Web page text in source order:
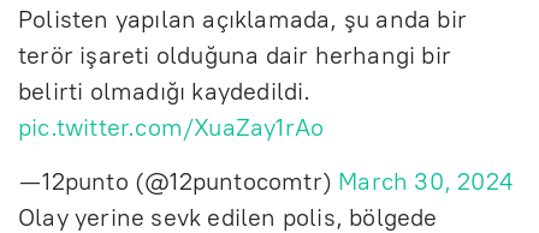
Polisten yapılan açıklamada, şu anda bir
terör işareti olduğuna dair herhangi bir
belirti olmadığı kaydedildi.
pic.twitter.com/XuaZay1rAo
— 12punto (@12puntocomtr) March 30, 2024
Olay yerine sevk edilen polis, bölgede